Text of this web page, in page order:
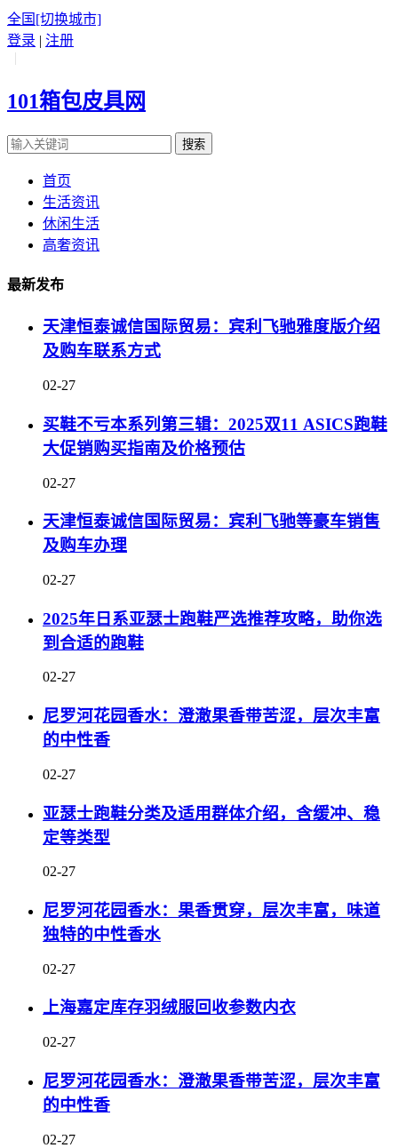
全国 [切换城市]
登录 | 注册
|
101箱包皮具网
搜索
首页
生活资讯
休闲生活
高奢资讯
最新发布
天津恒泰诚信国际贸易：宾利飞驰雅度版介绍
及购车联系方式
02-27
买鞋不亏本系列第三辑：2025双11 ASICS跑鞋
大促销购买指南及价格预估
02-27
天津恒泰诚信国际贸易：宾利飞驰等豪车销售
及购车办理
02-27
2025年日系亚瑟士跑鞋严选推荐攻略，助你选
到合适的跑鞋
02-27
尼罗河花园香水：澄澈果香带苦涩，层次丰富
的中性香
02-27
亚瑟士跑鞋分类及适用群体介绍，含缓冲、稳
定等类型
02-27
尼罗河花园香水：果香贯穿，层次丰富，味道
独特的中性香水
02-27
上海嘉定库存羽绒服回收参数内衣
02-27
尼罗河花园香水：澄澈果香带苦涩，层次丰富
的中性香
02-27